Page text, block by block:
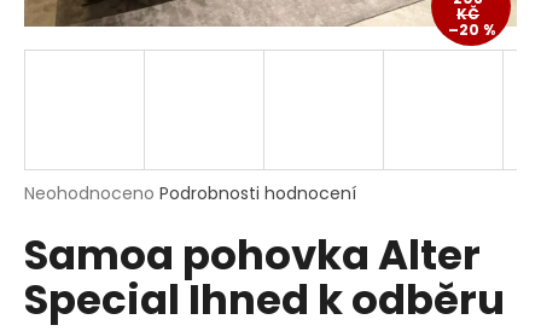
Průměrné
produktu
je
0,0
z
Neohodnoceno Podrobnosti hodnocení
Samoa pohovka Alter
Special Ihned k odběru
KČ
–20 %
a
j